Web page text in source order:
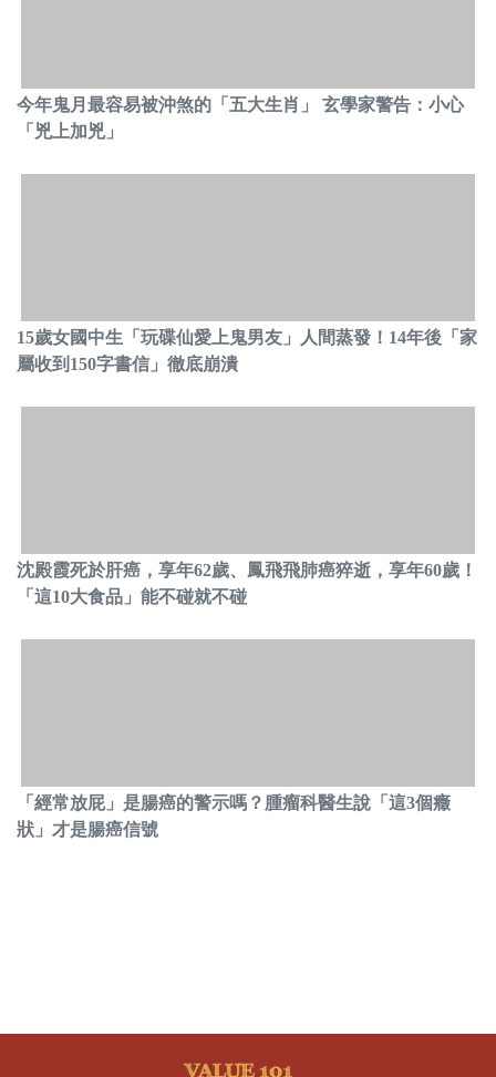
今年鬼月最容易被沖煞的「五大生肖」 玄學家警告：小心
「兇上加兇」
15歲女國中生「玩碟仙愛上鬼男友」人間蒸發！14年後「家
屬收到150字書信」徹底崩潰
沈殿霞死於肝癌，享年62歲、鳳飛飛肺癌猝逝，享年60歲！
「這10大食品」能不碰就不碰
「經常放屁」是腸癌的警示嗎？腫瘤科醫生說「這3個癥
狀」才是腸癌信號